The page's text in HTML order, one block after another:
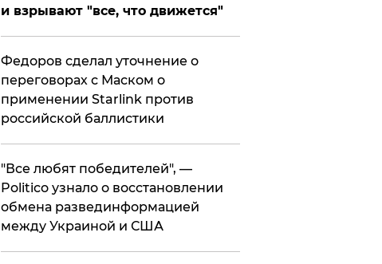
и взрывают "все, что движется"
Федоров сделал уточнение о
переговорах с Маском о
применении Starlink против
российской баллистики
​"Все любят победителей", —
Politico узнало о восстановлении
обмена развединформацией
между Украиной и США